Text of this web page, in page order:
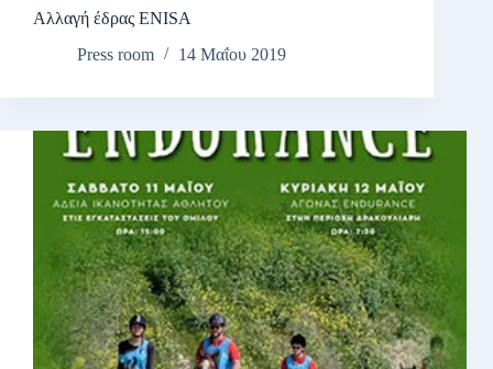
Αλλαγή έδρας ΕΝΙSA
Press room
14 Μαΐου 2019